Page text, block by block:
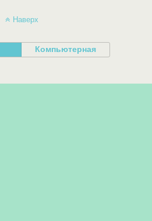
Наверх
Компьютерная